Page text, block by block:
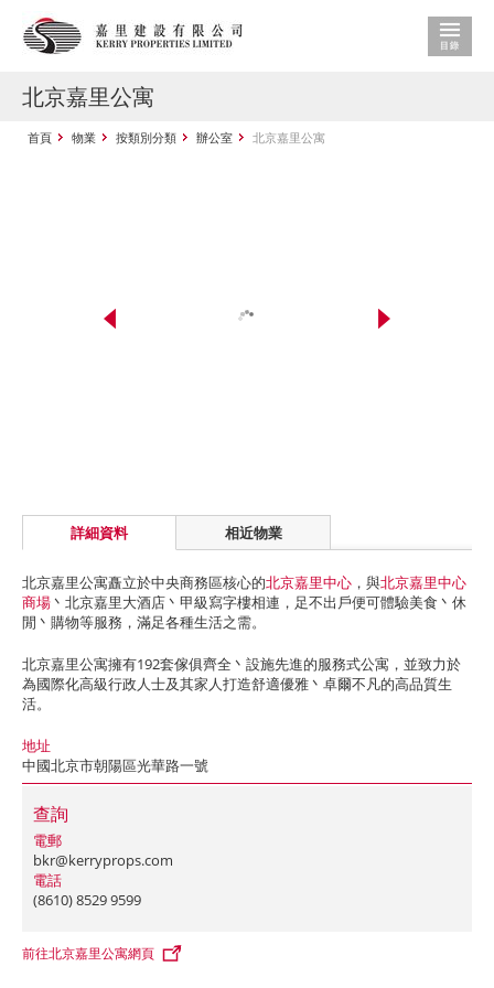
北京嘉里公寓
首頁 物業 按類別分類 辦公室 北京嘉里公寓
詳細資料 相近物業
北京嘉里公寓矗立於中央商務區核心的北京嘉里中心 ，與北京嘉里中心
商場丶北京嘉里大酒店丶甲級寫字樓相連，足不出戶便可體驗美食丶休
閒丶購物等服務，滿足各種生活之需。
北京嘉里公寓擁有192套傢俱齊全丶設施先進的服務式公寓，並致力於
為國際化高級行政人士及其家人打造舒適優雅丶卓爾不凡的高品質生
活。
地址
中國北京市朝陽區光華路一號
查詢
電郵
bkr@kerryprops.com
電話
(8610) 8529 9599
前往北京嘉里公寓網頁